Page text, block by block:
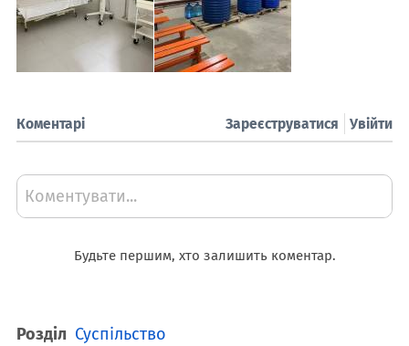
Коментарі Увійти
Зареєструватися
Коментувати...
Будьте першим, хто залишить коментар.
Розділ Суспільство